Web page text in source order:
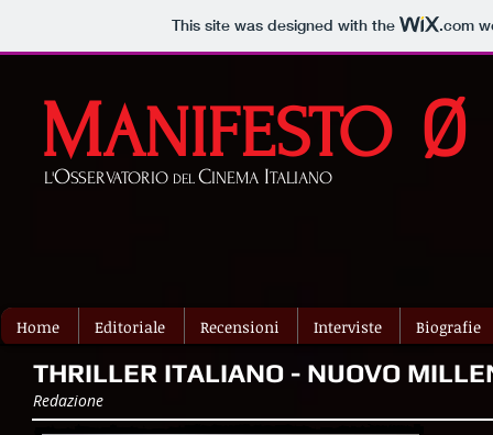
This site was designed with the .com
MANIFESTO Ø
L'OSSERVATORIO DEL CINEMA ITALIANO
Home Editoriale Recensioni Interviste Biografie
Redazione
THRILLER ITALIANO - NUOVO